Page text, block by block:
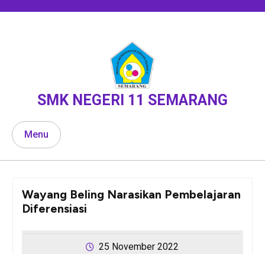
SMK NEGERI 11 SEMARANG
Menu
Wayang Beling Narasikan Pembelajaran
Diferensiasi
25 November 2022